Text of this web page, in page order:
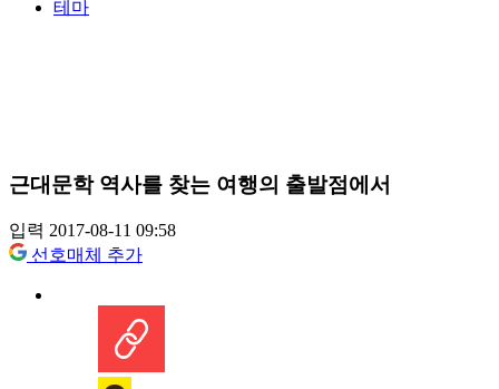
테마
근대문학 역사를 찾는 여행의 출발점에서
입력 2017-08-11 09:58
선호매체 추가